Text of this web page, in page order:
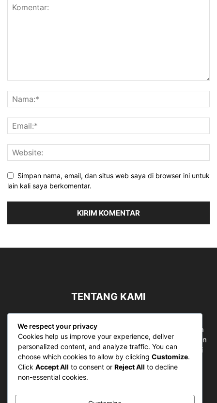
Simpan nama, email, dan situs web saya di browser ini untuk
lain kali saya berkomentar.
TENTANG KAMI
bergerak di ruang jurnalistik, sebagai entitas pemberian
ruang Publik, Media merupakan literasi mutlak diperlukan
sebagai kemampuan dasar berpikir kritis untuk hidup di
abad informasi.
Hubungi kami:
We respect your privacy
Cookies help us improve your experience, deliver
personalized content, and analyze traffic. You can
choose which cookies to allow by clicking Customize.
Click Accept All to consent or Reject All to decline
non-essential cookies.